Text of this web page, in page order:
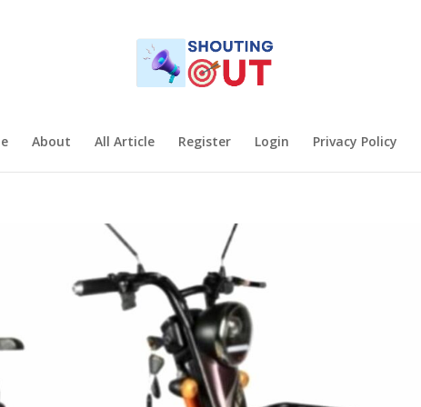
About All Article Register Login Privacy Policy